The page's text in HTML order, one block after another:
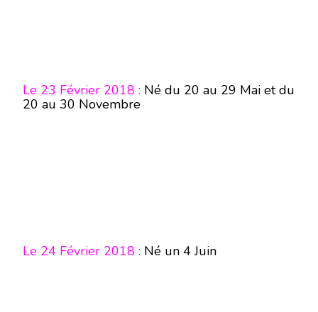
Le 23 Février 2018 : Né du 20 au 29 Mai et du
20 au 30 Novembre
Le 24 Février 2018 : Né un 4 Juin